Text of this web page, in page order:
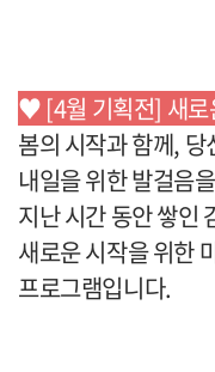
♥ [4월 기획전] 새로
봄의 시작과 함께,
내일을 위한 발걸음
지난 시간 동안 쌓인
새로운 시작을 위한
프로그램입니다.